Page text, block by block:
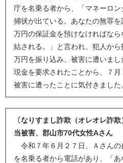
庁を名乗る者から、「マネーロ
捕状が出ている。あなたの無罪
万円の保証金を預けなければな
結される。」と言われ、犯人か
万円を振り込み、被害に遭いま
現金を要求されたことから、７
被害に遭ったことに気付きまし
〔なりすまし詐欺（オレオレ詐
当被害、郡山市70代女性Aさん
令和７年６月２７日、Ａさんの
を名乗る者から電話があり、「